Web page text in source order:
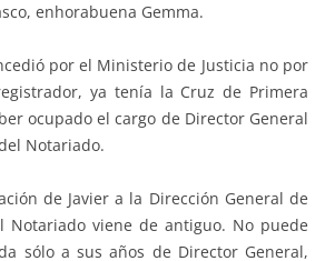
enhorabuena Gemma.
por el Ministerio de Justicia no por
ya tenía la Cruz de Primera
ocupado el cargo de Director General
Notariado.
de Javier a la Dirección General de
Notariado viene de antiguo. No puede
sólo a sus años de Director General,